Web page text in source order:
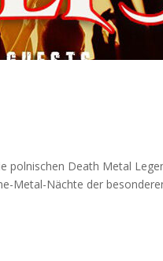
polnischen Death Metal
Metal-Nächte der